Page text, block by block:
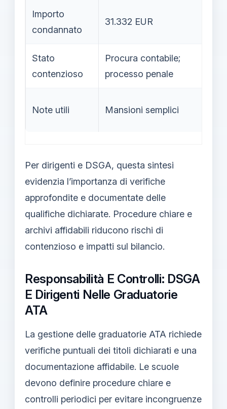
Importo
condannato
31.332 EUR
Stato
contenzioso
Procura contabile;
processo penale
Note utili Mansioni semplici
Per dirigenti e DSGA, questa sintesi
evidenzia l’importanza di verifiche
approfondite e documentate delle
qualifiche dichiarate. Procedure chiare e
archivi affidabili riducono rischi di
contenzioso e impatti sul bilancio.
Responsabilità E Controlli: DSGA
E Dirigenti Nelle Graduatorie
ATA
La gestione delle graduatorie ATA richiede
verifiche puntuali dei titoli dichiarati e una
documentazione affidabile. Le scuole
devono definire procedure chiare e
controlli periodici per evitare incongruenze